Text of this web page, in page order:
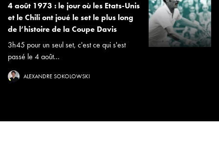
4 août 1973 : le jour où les Etats-Unis
et le Chili ont joué le set le plus long
de l’histoire de la Coupe Davis
3h45 pour un seul set, c'est ce qui s'est
passé le 4 août...
ALEXANDRE SOKOLOWSKI